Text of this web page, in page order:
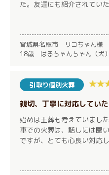
た。友達にも紹介されていた
宮城県名取市 リコちゃん様
18歳 はるちゃんちゃん（犬）
引取り個別火葬
親切、丁寧に対応していた
始めは土葬も考えていました
車での火葬は、話しには聞
ですが、とても心良い対応